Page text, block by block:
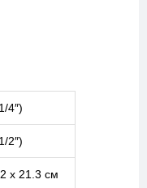
4″)
2″)
x 21.3 см